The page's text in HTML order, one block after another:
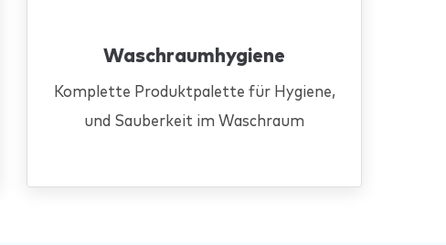
Waschraumhygiene
Komplette Produktpalette für Hygiene,
und Sauberkeit im Waschraum